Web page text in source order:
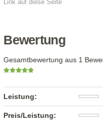
Link auf diese Seite
Bewertung
Gesamtbewertung aus 1
Leistung:
Preis/Leistung: